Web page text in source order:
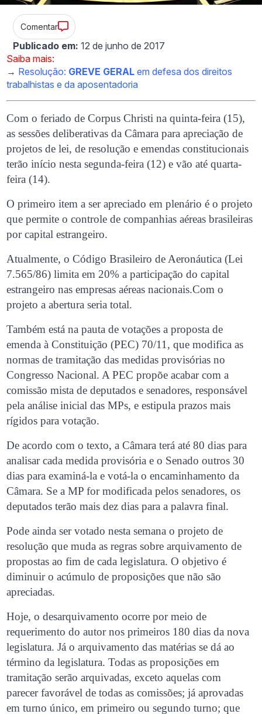
Comentar
Publicado em: 12 de junho de 2017
Saiba mais:
→ Resolução: GREVE GERAL em defesa dos direitos
trabalhistas e da aposentadoria
Com o feriado de Corpus Christi na quinta-feira (15),
as sessões deliberativas da Câmara para apreciação de
projetos de lei, de resolução e emendas constitucionais
terão início nesta segunda-feira (12) e vão até quarta-
feira (14).
O primeiro item a ser apreciado em plenário é o projeto
que permite o controle de companhias aéreas brasileiras
por capital estrangeiro.
Atualmente, o Código Brasileiro de Aeronáutica (Lei
7.565/86) limita em 20% a participação do capital
estrangeiro nas empresas aéreas nacionais.Com o
projeto a abertura seria total.
Também está na pauta de votações a proposta de
emenda à Constituição (PEC) 70/11, que modifica as
normas de tramitação das medidas provisórias no
Congresso Nacional. A PEC propõe acabar com a
comissão mista de deputados e senadores, responsável
pela análise inicial das MPs, e estipula prazos mais
rígidos para votação.
De acordo com o texto, a Câmara terá até 80 dias para
analisar cada medida provisória e o Senado outros 30
dias para examiná-la e votá-la o encaminhamento da
Câmara. Se a MP for modificada pelos senadores, os
deputados terão mais dez dias para a palavra final.
Pode ainda ser votado nesta semana o projeto de
resolução que muda as regras sobre arquivamento de
propostas ao fim de cada legislatura. O objetivo é
diminuir o acúmulo de proposições que não são
apreciadas.
Hoje, o desarquivamento ocorre por meio de
requerimento do autor nos primeiros 180 dias da nova
legislatura. Já o arquivamento das matérias se dá ao
término da legislatura. Todas as proposições em
tramitação serão arquivadas, exceto aquelas com
parecer favorável de todas as comissões; já aprovadas
em turno único, em primeiro ou segundo turno; que